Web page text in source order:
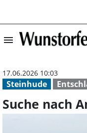
menu
Steinhude
17.06.2026 10:03
Suche nach